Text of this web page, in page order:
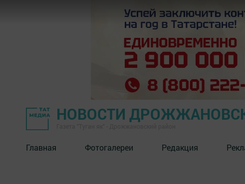
НОВОСТИ
Главная Фотогалереи Редакция